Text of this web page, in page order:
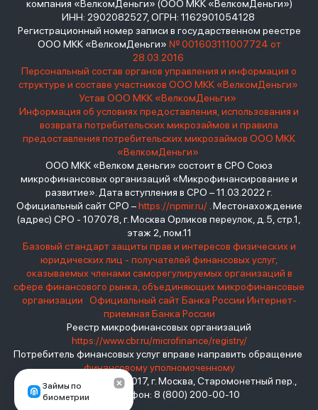
Займы по
биометрии
компания «ВелкомДеньги» (ООО МКК «ВелкомДеньги»)
ИНН: 2902082527, ОГРН: 1162901054128
Регистрационный номер записи в государственном реестре
ООО МКК «ВелкомДеньги» № 001603111007724 от
28.03.2016
Персональный состав органов управления и информация о
структуре и составе участников ООО МКК «ВелкомДеньги»
Устав ООО МКК «ВелкомДеньги»
Информация об условиях предоставления, использования и
возврата потребительских микрозаймов и правила
предоставления потребительских микрозаймов ООО МКК
«ВелкомДеньги»
ООО МКК «Велком деньги» состоит в СРО Союз
микрофинансовых организаций «Микрофинансирование и
развитие». Дата вступления в СРО – 11.03.2022 г.
Официальный сайт СРО –https://npmir.ru/. Местонахождение
(адрес) СРО - 107078, г. Москва Орликов переулок, д.5, стр.1,
этаж 2, пом.11
Базовый стандарт защиты прав и интересов физических и
юридических лиц - получателей финансовых услуг,
оказываемых членами саморегулируемых организаций в
сфере финансового рынка, объединяющих микрофинансовые
организации
Официальный сайт Банка России Интернет-
приемная Банка России
Реестр микрофинансовых организаций
https://www.cbr.ru/microfinance/registry/
Потребитель финансовых услуг вправе направить обращение
финансовому уполномоченному
Место нахождения: 119017, г. Москва, Старомонетный пер.,
дом 3 Телефон: 8 (800) 200-00-10